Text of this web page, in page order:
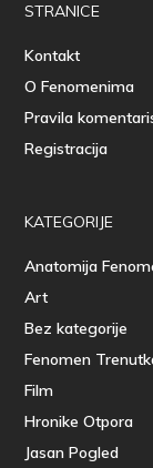
STRANICE
Kontakt
O Fenomenima
Pravila
Registracija
KATEGORIJE
Anatomija
Art
Bez kategorije
Fenomen
Film
Hronike Otpora
Jasan Pogled